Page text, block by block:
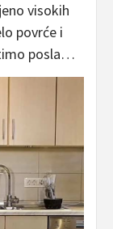
visokih
povrće i
posla…